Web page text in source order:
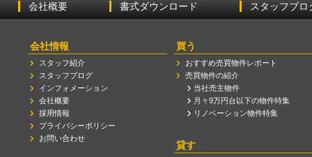
会社概要 書式ダウンロード スタッフブロ
会社情報
スタッフ紹介
スタッフブログ
インフォメーション
会社概要
採用情報
プライバシーポリシー
お問い合わせ
買う
おすすめ売買物件レポート
売買物件の紹介
当社売主物件
月々9万円台以下の物件特集
リノベーション物件特集
貸す